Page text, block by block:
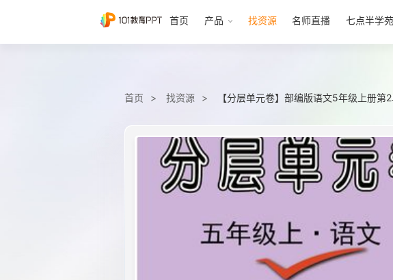
首页 产品 找资源 名师直播 七点半学苑
首页 找资源 【分层单元卷】部编版语文5年级上册第